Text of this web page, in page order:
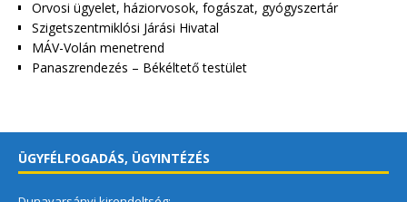
Orvosi ügyelet, háziorvosok, fogászat, gyógyszertár
Szigetszentmiklósi Járási Hivatal
MÁV-Volán menetrend
Panaszrendezés – Békéltető testület
ÜGYFÉLFOGADÁS, ÜGYINTÉZÉS